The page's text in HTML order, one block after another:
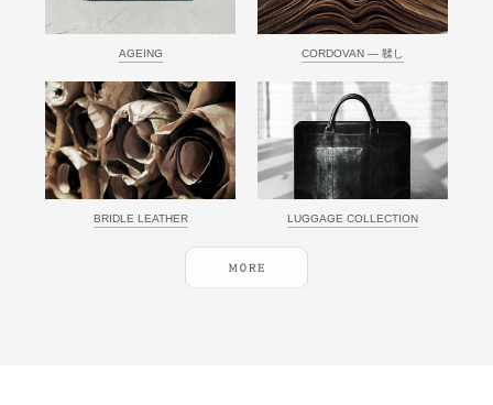
AGEING CORDOVAN ― 鞣し
BRIDLE LEATHER LUGGAGE COLLECTION